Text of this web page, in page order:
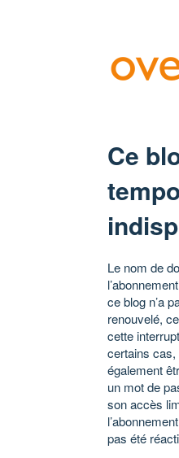
Ce
Le nom de
ce blog n’a
renouvelé,
cette
certains cas,
également
un mot de
son accès
pas été